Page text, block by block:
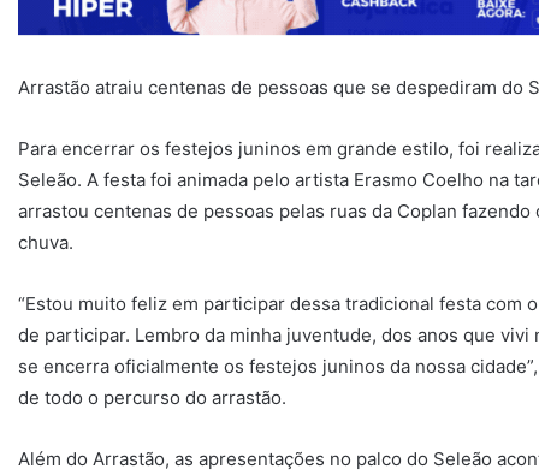
Arrastão atraiu centenas de pessoas que se despediram do
Para encerrar os festejos juninos em grande estilo, foi
Seleão. A festa foi animada pelo artista Erasmo Coelho na
arrastou centenas de pessoas pelas ruas da Coplan
chuva.
“Estou muito feliz em participar dessa tradicional festa com
de participar. Lembro da minha juventude, dos anos que
se encerra oficialmente os festejos juninos da nossa
de todo o percurso do arrastão.
Além do Arrastão, as apresentações no palco do Seleão